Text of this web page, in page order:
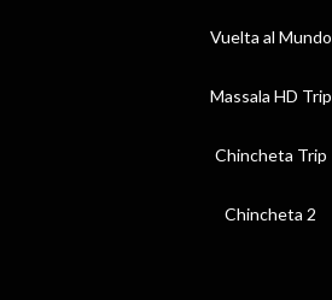
Vuelta al Mundo
Massala HD Trip
Chincheta Trip
Chincheta 2